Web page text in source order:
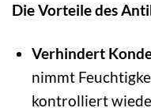
Die Vorteile des
Verhindert
nimmt
kontrolliert